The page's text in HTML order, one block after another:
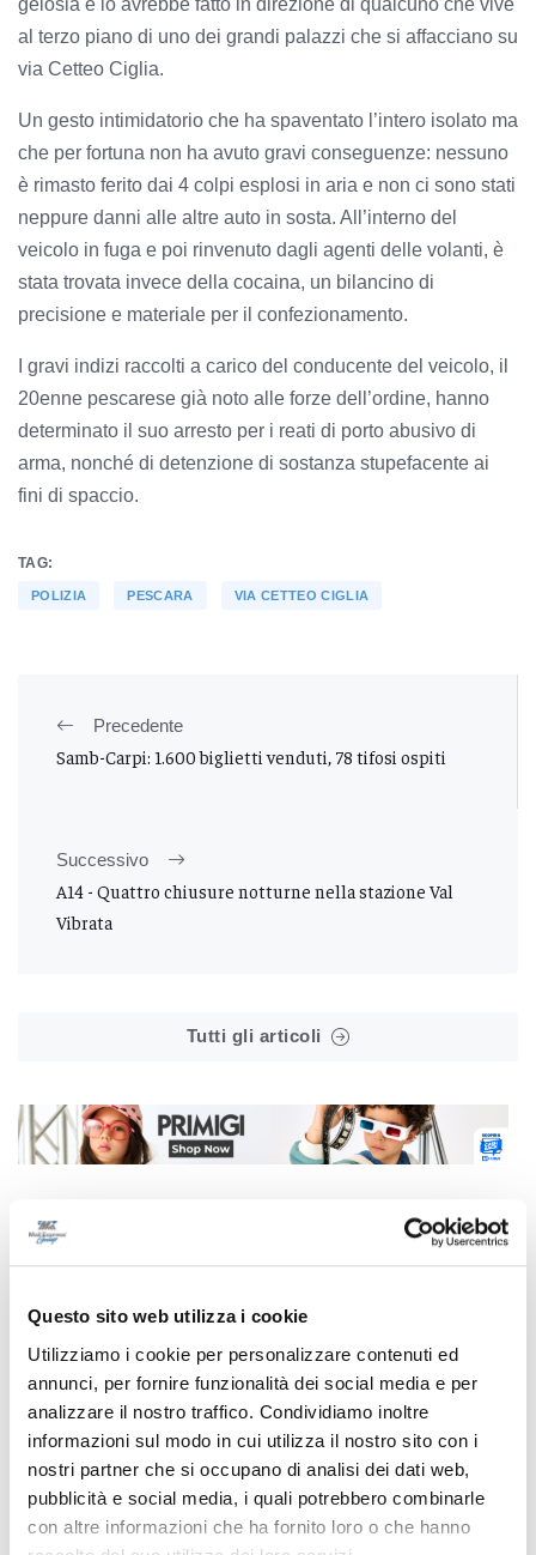
Questo sito web utilizza i cookie
Utilizziamo i cookie per personalizzare contenuti ed
annunci, per fornire funzionalità dei social media e per
analizzare il nostro traffico. Condividiamo inoltre
informazioni sul modo in cui utilizza il nostro sito con i
nostri partner che si occupano di analisi dei dati web,
pubblicità e social media, i quali potrebbero combinarle
con altre informazioni che ha fornito loro o che hanno
al terzo piano di uno dei grandi palazzi che si affacciano su
via Cetteo Ciglia.
Un gesto intimidatorio che ha spaventato l’intero isolato ma
che per fortuna non ha avuto gravi conseguenze: nessuno
è rimasto ferito dai 4 colpi esplosi in aria e non ci sono stati
neppure danni alle altre auto in sosta. All’interno del
veicolo in fuga e poi rinvenuto dagli agenti delle volanti, è
stata trovata invece della cocaina, un bilancino di
precisione e materiale per il confezionamento.
I gravi indizi raccolti a carico del conducente del veicolo, il
20enne pescarese già noto alle forze dell’ordine, hanno
determinato il suo arresto per i reati di porto abusivo di
arma, nonché di detenzione di sostanza stupefacente ai
fini di spaccio.
TAG:
POLIZIA PESCARA VIA CETTEO CIGLIA
Precedente
Samb-Carpi: 1.600 biglietti venduti, 78 tifosi ospiti
Successivo
A14 - Quattro chiusure notturne nella stazione Val
Vibrata
Tutti gli articoli
Correlati